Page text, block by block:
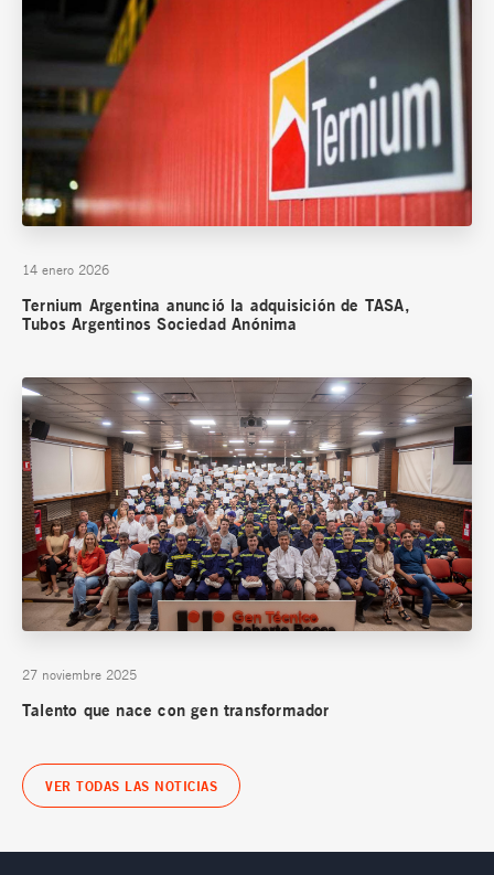
14 enero 2026
Ternium Argentina anunció la adquisición de TASA,
Tubos Argentinos Sociedad Anónima
27 noviembre 2025
Talento que nace con gen transformador
VER TODAS LAS NOTICIAS